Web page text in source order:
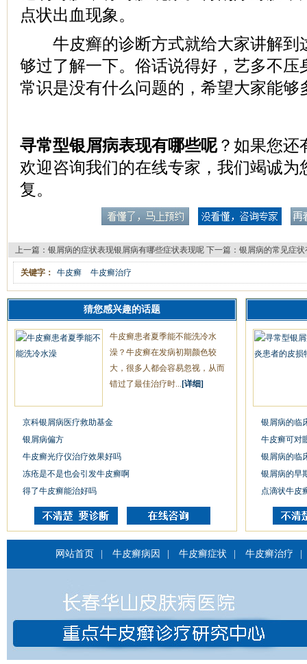
点状出血现象。
牛皮癣的诊断方式就给大家讲解到
够过了解一下。俗话说得好，艺多不压
常识是没有什么问题的，希望大家能够
寻常型银屑病表现有哪些呢？如果您还
欢迎咨询我们的在线专家，我们竭诚为
复。
上一篇： 银屑病的症状表现银屑病有哪些症状表现呢 下一篇： 银屑病的常见症状
关键字： 牛皮癣 牛皮癣治疗
猜您感兴趣的话题
牛皮癣患者夏季能不能洗冷水
澡？牛皮癣在发病初期颜色较
大，很多人都会容易忽视，从而
错过了最佳治疗时... [详细]
京科银屑病医疗救助基金
银屑病偏方
牛皮癣光疗仪治疗效果好吗
冻疮是不是也会引发牛皮癣啊
得了牛皮癣能治好吗
银屑病的临
牛皮癣可对
银屑病的临
银屑病的早
点滴状牛皮
网站首页 牛皮癣病因 牛皮癣症状 牛皮癣治疗